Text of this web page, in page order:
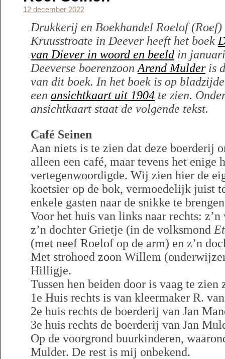
12 december 2022
Drukkerij en Boekhandel Roelof
Kruusstroate in Deever heeft het boek
van Diever in woord en beeld in
Deeverse boerenzoon Arend Mulderis
van dit boek. In het boek is op
een ansichtkaart uit 1904 te zien.
ansichtkaart staat de volgende tekst.
Café Seinen
Aan niets is te zien dat deze boerderij
alleen een café, maar tevens het enige
vertegenwoordigde. Wij zien hier de
koetsier op de bok, vermoedelijk juist
enkele gasten naar de snikke te
Voor het huis van links naar rechts:
z’n dochter Grietje (in de volksmond
(met neef Roelof op de arm) en z’n
Met strohoed zoon Willem
Hilligje.
Tussen hen beiden door is vaag te zien
1e Huis rechts is van kleermaker R.
2e huis rechts de boerderij van Jan
3e huis rechts de boerderij van Jan
Op de voorgrond buurkinderen,
Mulder. De rest is mij onbekend.